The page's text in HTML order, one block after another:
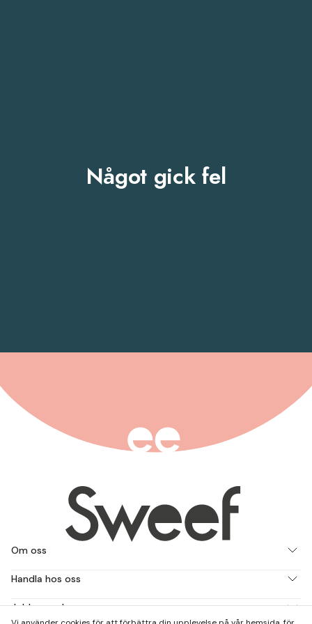
Något gick fel
Om oss
Handla hos oss
Jobba med oss